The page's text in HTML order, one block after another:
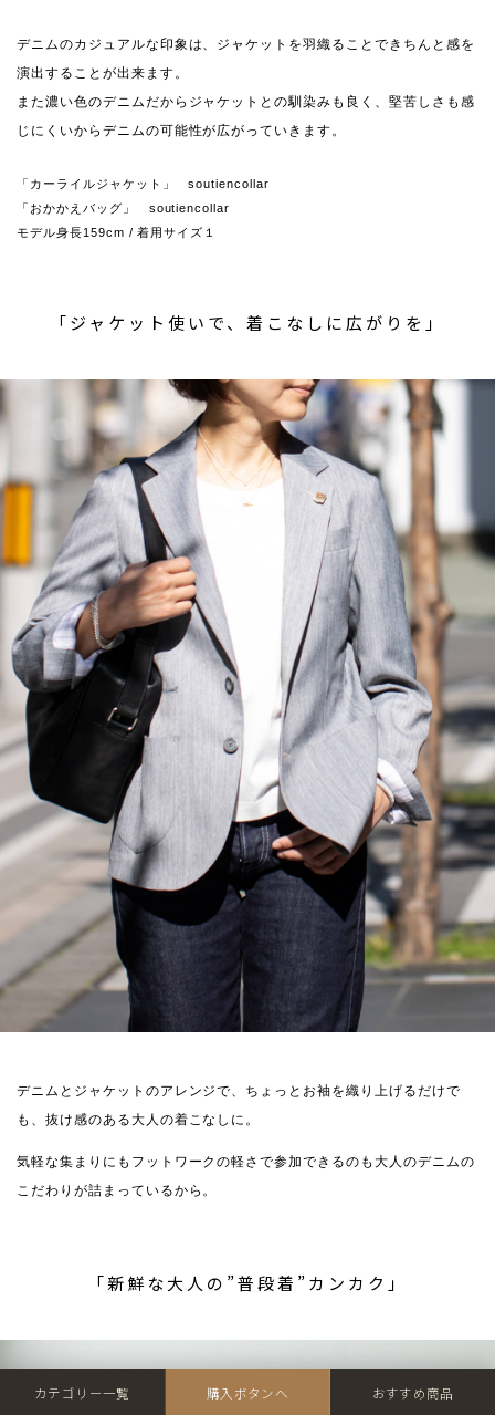
デニムのカジュアルな印象は、ジャケットを羽織ることできちんと感を
演出することが出来ます。
また濃い色のデニムだからジャケットとの馴染みも良く、堅苦しさも感
じにくいからデニムの可能性が広がっていきます。
「カーライルジャケット」 soutiencollar
「おかかえバッグ」 soutiencollar
モデル身長159cm / 着用サイズ１
「ジャケット使いで、着こなしに広がりを」
デニムとジャケットのアレンジで、ちょっとお袖を織り上げるだけで
も、抜け感のある大人の着こなしに。
気軽な集まりにもフットワークの軽さで参加できるのも大人のデニムの
こだわりが詰まっているから。
「新鮮な大人の”普段着”カンカク」
カテゴリー一覧 購入ボタンへ おすすめ商品